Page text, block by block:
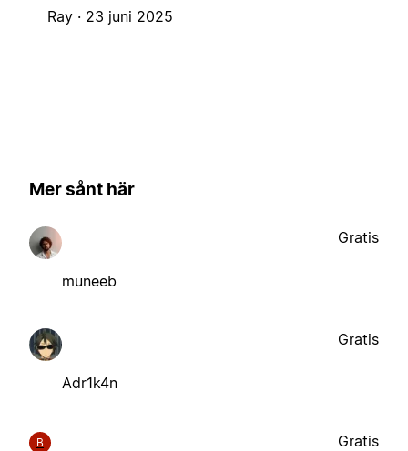
Ray · 23 juni 2025
Mer sånt här
muneeb
Gratis
Adr1k4n
Gratis
B Gratis